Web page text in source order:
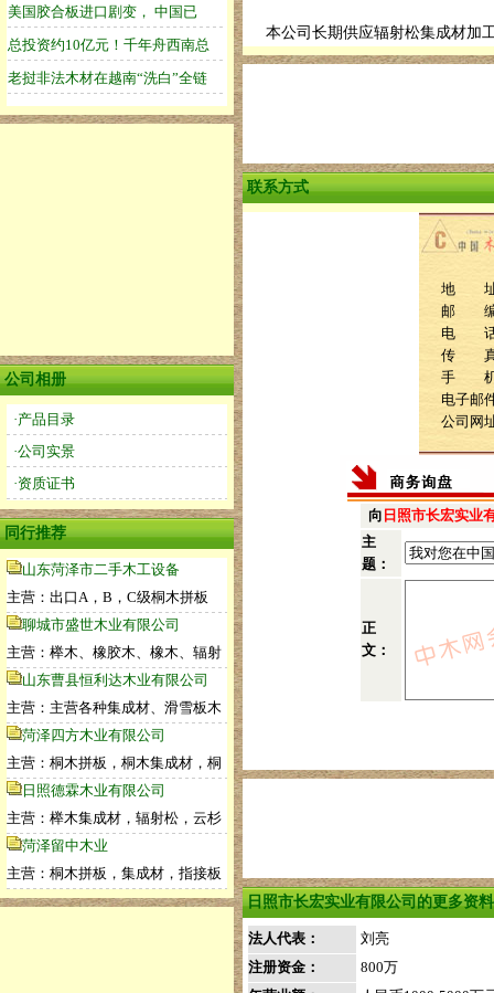
公司相册
·产品目录
·公司实景
·资质证书
同行推荐
山东菏泽市二手木工设备
主营：出口A，B，C级桐木拼板
聊城市盛世木业有限公司
主营：榉木、橡胶木、橡木、辐射
山东曹县恒利达木业有限公司
主营：主营各种集成材、滑雪板木
菏泽四方木业有限公司
主营：桐木拼板，桐木集成材，桐
日照德霖木业有限公司
主营：榉木集成材，辐射松，云杉
菏泽留中木业
主营：桐木拼板，集成材，指接板
本公司长期供应辐射松集成材加
联系方式
地 址
邮 编
电 话
传 真
手 机
电子邮
公司网
向 日照市长宏实业
主
题：
正
文：
日照市长宏实业有限公司的更多资料
法人代表：
刘亮
注册资金：
800万